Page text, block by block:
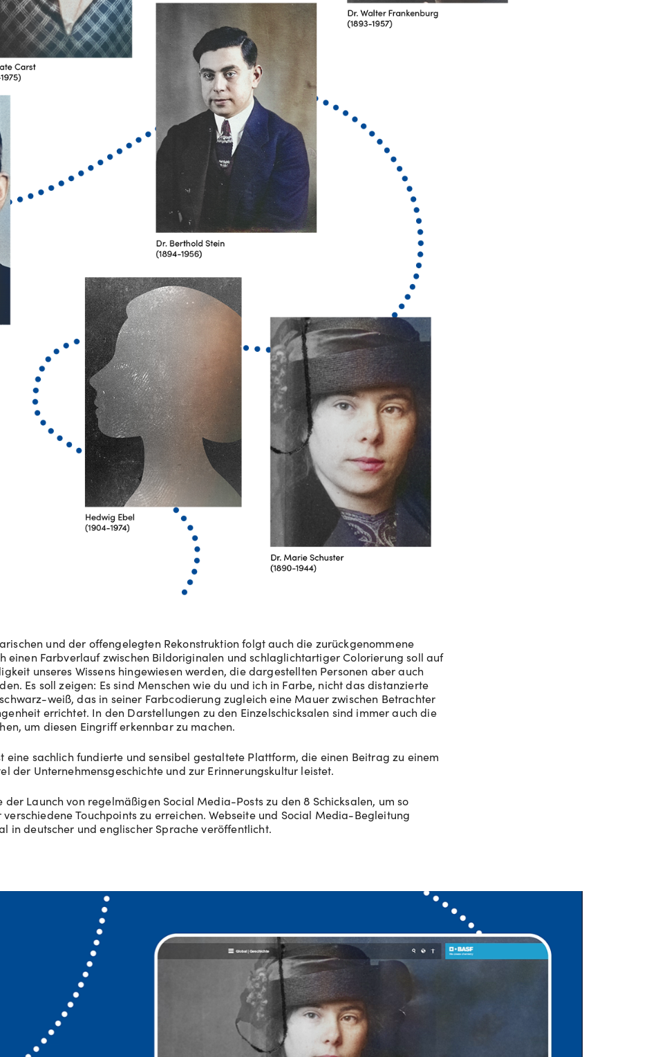
und der offengelegten Rekonstruktion folgt auch die zurückgenommene
einen Farbverlauf zwischen Bildoriginalen und schlaglichtartiger Colorierung soll auf
unseres Wissens hingewiesen werden, die dargestellten Personen aber auch
Es soll zeigen: Es sind Menschen wie du und ich in Farbe, nicht das distanzierte
weiß, das in seiner Farbcodierung zugleich eine Mauer zwischen Betrachter
errichtet. In den Darstellungen zu den Einzelschicksalen sind immer auch die
um diesen Eingriff erkennbar zu machen.
eine sachlich fundierte und sensibel gestaltete Plattform, die einen Beitrag zu einem
der Unternehmensgeschichte und zur Erinnerungskultur leistet.
der Launch von regelmäßigen Social Media-Posts zu den 8 Schicksalen, um so
verschiedene Touchpoints zu erreichen. Webseite und Social Media-Begleitung
in deutscher und englischer Sprache veröffentlicht.